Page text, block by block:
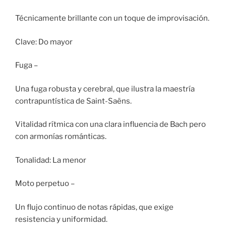
Técnicamente brillante con un toque de improvisación.
Clave: Do mayor
Fuga –
Una fuga robusta y cerebral, que ilustra la maestría
contrapuntística de Saint-Saëns.
Vitalidad rítmica con una clara influencia de Bach pero
con armonías románticas.
Tonalidad: La menor
Moto perpetuo –
Un flujo continuo de notas rápidas, que exige
resistencia y uniformidad.